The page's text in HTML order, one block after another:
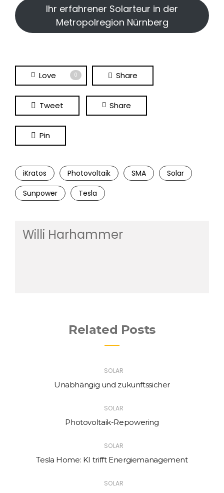
Ihr erfahrener Solarteur in der
Metropolregion Nürnberg
Love 0 Share
Tweet Share
Pin
iKratos Photovoltaik SMA
Solar
Sunpower
Tesla
Willi Harhammer
Related Posts
SOLAR
Unabhängig und zukunftssicher
SOLAR
Photovoltaik-Repowering
SOLAR
Tesla Home: KI trifft Energiemanagement
SOLAR